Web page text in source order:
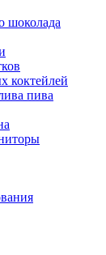
шоколада
коктейлей
пива